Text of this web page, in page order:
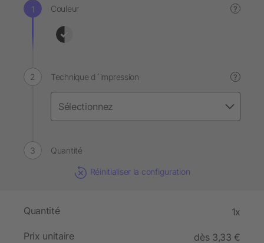
Couleur ?
Technique d´impression ?
Quantité
Réinitialiser la configuration
Quantité 1x
Prix unitaire
dès 3,33 €